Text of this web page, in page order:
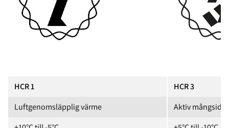
HCR 1
Luftgenomsläpplig värme
HCR 3
Aktiv